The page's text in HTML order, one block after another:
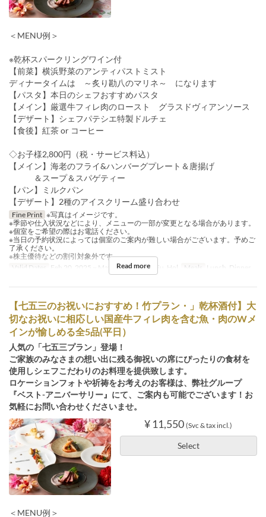
＜MENU例＞
※乾杯スパークリングワイン付
【前菜】横浜野菜のアンティパストミスト
ディナータイムは ～炙り勘八のマリネ～ になります
【パスタ】本日のシェフおすすめパスタ
【メイン】厳選牛フィレ肉のロースト グラスドヴィアンソース
【デザート】シェフパテシエ特製ドルチェ
【食後】紅茶 or コーヒー
◇お子様2,800円（税・サービス料込）
【メイン】海老のフライ&ハンバーグプレート＆唐揚げ
＆スープ＆スパゲティー
【パン】ミルクパン
【デザート】2種のアイスクリーム盛り合わせ
Fine Print ※写真はイメージです。
※季節や仕入状況などにより、メニューの一部が変更となる場合があります。
※個室をご希望の際はお電話ください。
※当日の予約状況によっては個室のご案内が難しい場合がございます。予めご
了承ください。
※株主優待などの割引対象外です
Valid Dates
Feb 20, 2025 ~ May 07 Days Sa, Su, Hol Meals Lunch, Dinner
Read more
【七五三のお祝いにおすすめ！竹プラン・」乾杯酒付】大
切なお祝いに相応しい国産牛フィレ肉を含む魚・肉のWメ
インが愉しめる全5品(平日）
人気の「七五三プラン」登場！
ご家族のみなさまの想い出に残る御祝いの席にぴったりの食材を
使用しシェフこだわりのお料理を提供致します。
ロケーションフォトや祈祷をお考えのお客様は、弊社グループ
『ベスト-アニバーサリー』にて、ご案内も可能でございます！お
気軽にお問い合わせくださいませ。
¥ 11,550 (Svc & tax incl.)
Select
＜MENU例＞